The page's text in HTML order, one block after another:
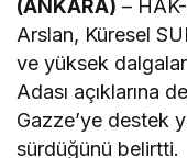
(ANKARA) –
Arslan, Küresel
ve yüksek
Adası açıklarına
Gazze’ye destek
sürdüğünü belirtti.